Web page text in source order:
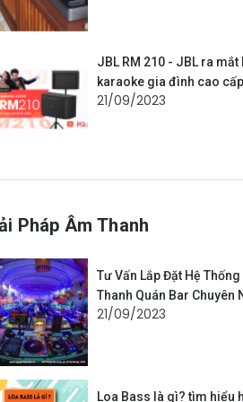
JBL RM 210 - JBL ra mắt
karaoke gia đình cao
21/09/2023
Pháp Âm Thanh
Tư Vấn Lắp Đặt Hệ Thống
Thanh Quán Bar Chuyên
21/09/2023
Loa Bass là gì? tìm hiểu